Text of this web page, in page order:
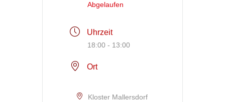
Abgelaufen
Uhrzeit
18:00 - 13:00
Ort
Kloster Mallersdorf